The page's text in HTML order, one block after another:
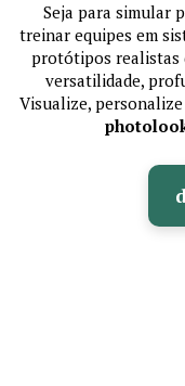
Seja para simular
treinar equipes em
protótipos realistas
versatilidade,
Visualize,